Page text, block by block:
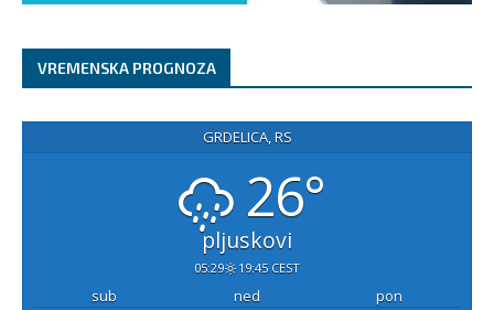
VREMENSKA PROGNOZA
GRDELICA, RS
26°
pljuskovi
05:29 19:45 CEST
sub ned
pon